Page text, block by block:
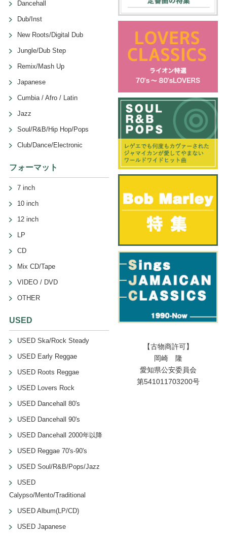
Dancehall
Dub/Inst
New Roots/Digital Dub
Jungle/Dub Step
Remix/Mash Up
Japanese
Cumbia / Afro / Latin
Jazz
Soul/R&B/Hip Hop/Pops
Club/Dance/Electronic
フォーマット
7 inch
10 inch
12 inch
LP
CD
Mix CD/Tape
VIDEO / DVD
OTHER
USED
USED Ska/Rock Steady
USED Early Reggae
USED Roots Reggae
USED Lovers Rock
USED Dancehall 80's
USED Dancehall 90's
USED Dancehall 2000年以降
USED Reggae 70's-90's
USED Soul/R&B/Pops/Jazz
USED
Calypso/Mento/Traditional
USED Album(LP/CD)
USED Japanese
【古物商許可】
岡崎 隆
愛知県公安委員会
第541011703200号